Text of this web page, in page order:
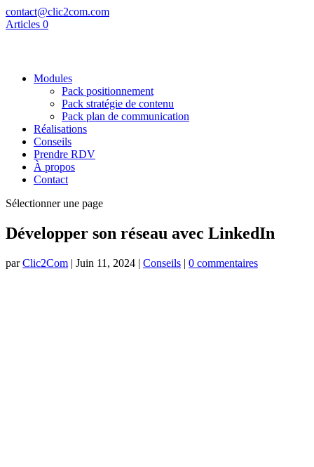
contact@clic2com.com
Articles 0
Modules
Pack positionnement
Pack stratégie de contenu
Pack plan de communication
Réalisations
Conseils
Prendre RDV
À propos
Contact
Sélectionner une page
Développer son réseau avec LinkedIn
parClic2Com | Juin 11, 2024 | Conseils | 0 commentaires